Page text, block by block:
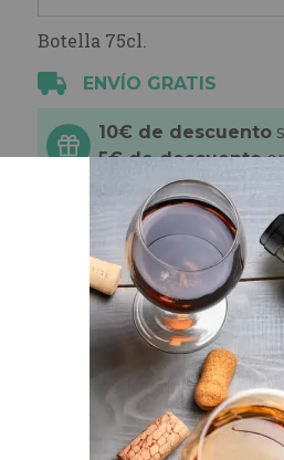
Botella 75cl.
ENVÍO GRATIS
10€ de descuento
5€ de descuento
Plata
Berliner Wein Trophy
Gran Medalla de Oro
Concours Mondial de
Bruxelles